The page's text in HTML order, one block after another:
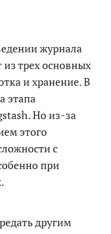
журнала
трех основных
и хранение. В
этапа
Но из-за
этого
с
при
другим